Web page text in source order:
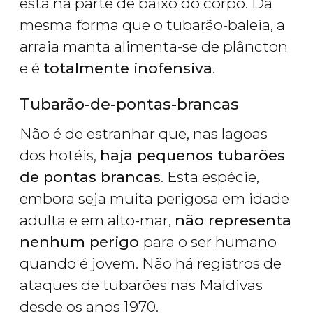
mesma forma que o tubarão-baleia, a
arraia manta alimenta-se de plâncton
e é totalmente inofensiva.
Tubarão-de-pontas-brancas
Não é de estranhar que, nas lagoas
dos hotéis, haja pequenos tubarões
de pontas brancas. Esta espécie,
embora seja muita perigosa em idade
adulta e em alto-mar, não representa
nenhum perigo para o ser humano
quando é jovem. Não há registros de
ataques de tubarões nas Maldivas
desde os anos 1970.